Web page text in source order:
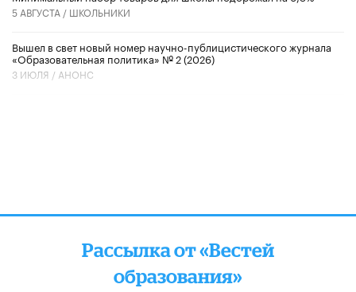
5 АВГУСТА / ШКОЛЬНИКИ
Вышел в свет новый номер научно-публицистического журнала
«Образовательная политика» № 2 (2026)
3 ИЮЛЯ / АНОНС
Рассылка от «Вестей
образования»